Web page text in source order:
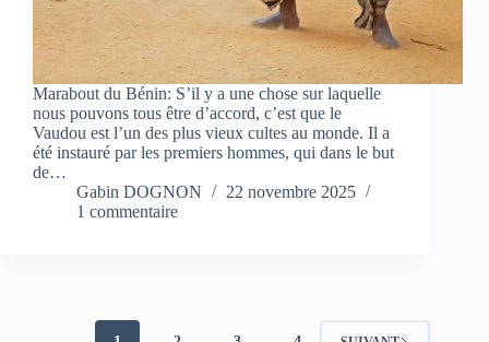
Marabout du Bénin: S’il y a une chose sur laquelle
nous pouvons tous être d’accord, c’est que le
Vaudou est l’un des plus vieux cultes au monde. Il a
été instauré par les premiers hommes, qui dans le but
de…
Gabin DOGNON
22 novembre 2025
1 commentaire